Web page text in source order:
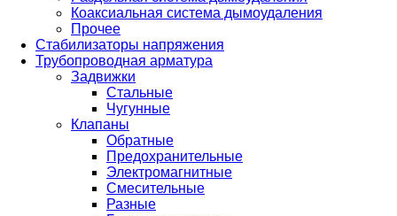
Коаксиальная система дымоудаления
Прочее
Стабилизаторы напряжения
Трубопроводная арматура
Задвижки
Стальные
Чугунные
Клапаны
Обратные
Предохранительные
Электромагнитные
Смесительные
Разные